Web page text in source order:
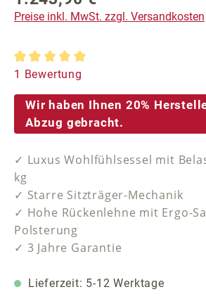
Preise inkl. MwSt. zzgl. Versandkosten
Durchschnittliche Bewertung von 5
1 Bewertung
Wir haben Ihnen 20%
Abzug gebracht.
✓ Luxus Wohlfühlsessel mit
kg
✓ Starre Sitzträger-Mechanik
✓ Hohe Rückenlehne mit Ergo-
Polsterung
✓ 3 Jahre Garantie
Lieferzeit: 5-12 Werktage